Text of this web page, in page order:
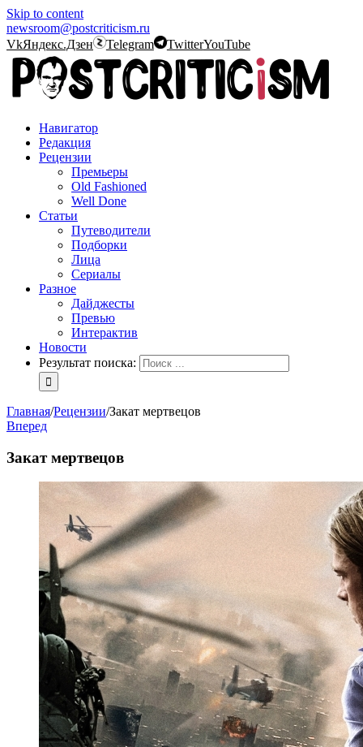
Skip to content
newsroom@postcriticism.ru
VkЯндекс.Дзен Telegram TwitterYouTube
Навигатор
Редакция
Рецензии
Премьеры
Old Fashioned
Well Done
Статьи
Путеводители
Подборки
Лица
Сериалы
Разное
Дайджесты
Превью
Интерактив
Новости
Результат поиска:
Главная/Рецензии/Закат мертвецов
Вперед
Закат мертвецов